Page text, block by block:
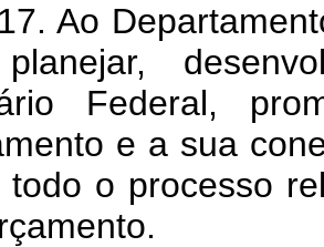
Departamento
Federal,
e a sua
todo o processo